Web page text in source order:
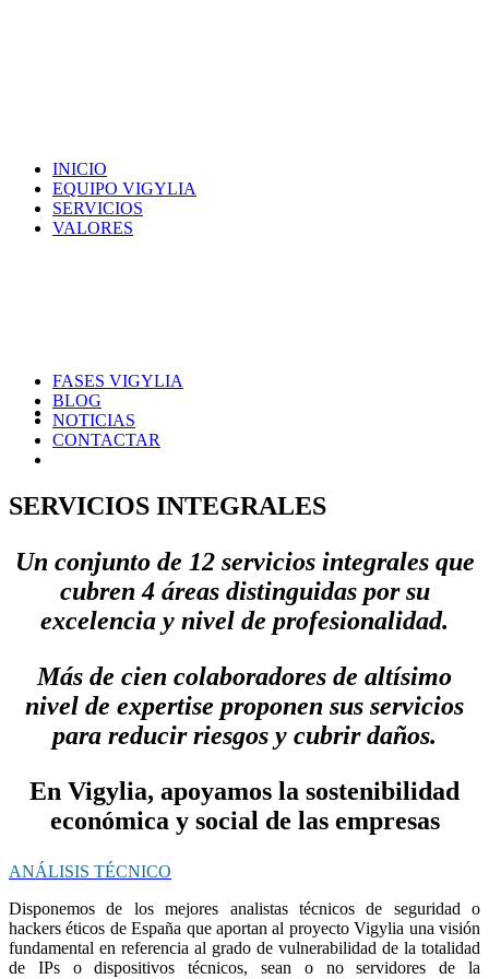
INICIO
EQUIPO VIGYLIA
SERVICIOS
VALORES
FASES VIGYLIA
BLOG
NOTICIAS
CONTACTAR
SERVICIOS INTEGRALES
Un conjunto de 12 servicios integrales que
cubren 4 áreas distinguidas por su
excelencia y nivel de profesionalidad.
Más de cien colaboradores de altísimo
nivel de expertise proponen sus servicios
para reducir riesgos y cubrir daños.
En Vigylia, apoyamos la sostenibilidad
económica y social de las empresas
ANÁLISIS TÉCNICO
Disponemos de los mejores analistas técnicos de seguridad o
hackers éticos de España que aportan al proyecto Vigylia una visión
fundamental en referencia al grado de vulnerabilidad de la totalidad
de IPs o dispositivos técnicos, sean o no servidores de la